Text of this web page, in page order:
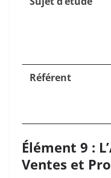
Référent
Élément 9 :
Ventes et